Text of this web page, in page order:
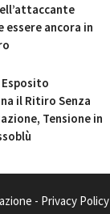
essere ancora in
il Ritiro Senza
Tensione in
- Privacy Policy